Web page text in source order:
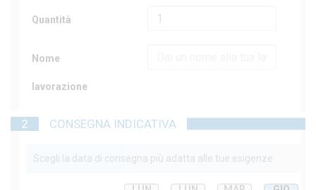
Quantità
Nome
lavorazione
2 CONSEGNA INDICATIVA
Scegli la data di consegna più adatta alle tue esigenze.